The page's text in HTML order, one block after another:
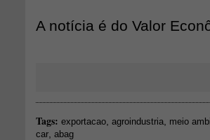
A notícia é do Valor
Tags: exportacao agroindustria meio
car abag